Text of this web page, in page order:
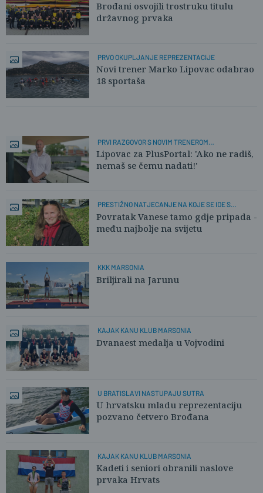
Brođani osvojili trostruku titulu
državnog prvaka
PRVO OKUPLJANJE REPREZENTACIJE
Novi trener Marko Lipovac odabrao
18 sportaša
PRVI RAZGOVOR S NOVIM TRENEROM
REPREZENTACIJE
Lipovac za PlusPortal: 'Ako ne radiš,
nemaš se čemu nadati!'
PRESTIŽNO NATJECANJE NA KOJE SE IDE S
POZIVNICOM
Povratak Vanese tamo gdje pripada -
među najbolje na svijetu
KKK MARSONIA
Briljirali na Jarunu
KAJAK KANU KLUB MARSONIA
Dvanaest medalja u Vojvodini
U BRATISLAVI NASTUPAJU SUTRA
U hrvatsku mladu reprezentaciju
pozvano četvero Brođana
KAJAK KANU KLUB MARSONIA
Kadeti i seniori obranili naslove
prvaka Hrvats